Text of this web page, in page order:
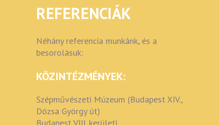
REFERENCIÁK
Néhány referencia munkánk, és a
besorolásuk:
KÖZINTÉZMÉNYEK:
Szépművészeti Múzeum (Budapest XIV.,
Dózsa György út)